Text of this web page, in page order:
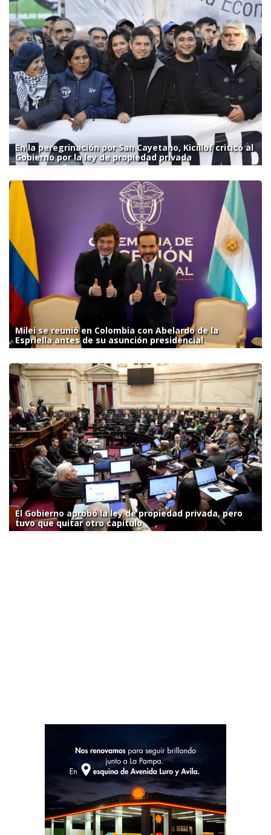
En la peregrinación por San Cayetano, Kicillof criticó al
Gobierno por la ley de propiedad privada
Milei se reunió en Colombia con Abelardo de la
Espriella antes de su asunción presidencial
El Gobierno aprobó la ley de propiedad privada, pero
tuvo que quitar otro capítulo